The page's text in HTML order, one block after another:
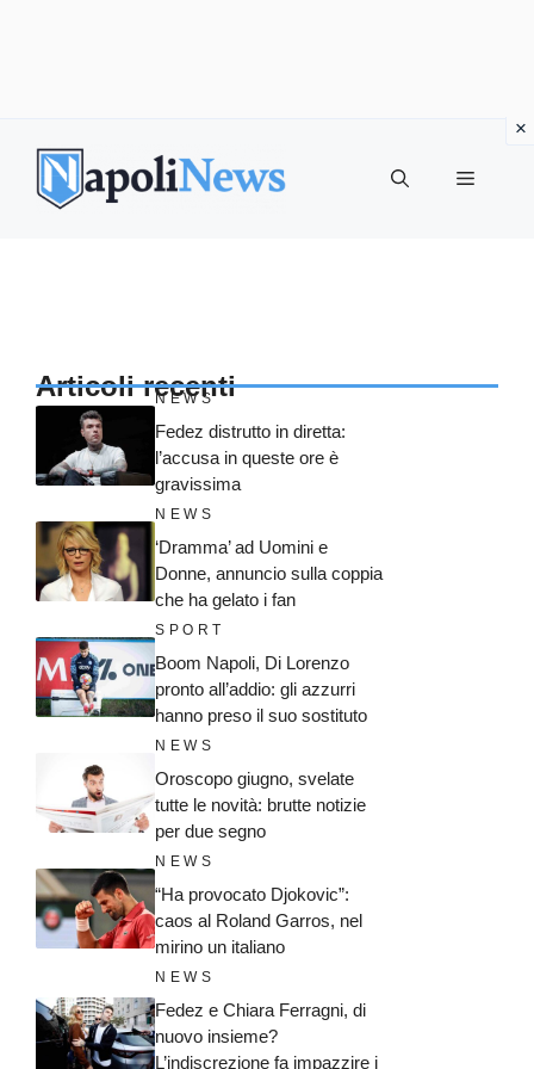
contenuto
MENU
Articoli recenti
NEWS
Fedez distrutto in diretta:
l’accusa in queste ore è
gravissima
NEWS
‘Dramma’ ad Uomini e
Donne, annuncio sulla coppia
che ha gelato i fan
SPORT
Boom Napoli, Di Lorenzo
pronto all’addio: gli azzurri
hanno preso il suo sostituto
NEWS
Oroscopo giugno, svelate
tutte le novità: brutte notizie
per due segno
NEWS
“Ha provocato Djokovic”:
caos al Roland Garros, nel
mirino un italiano
NEWS
Fedez e Chiara Ferragni, di
nuovo insieme?
L’indiscrezione fa impazzire i